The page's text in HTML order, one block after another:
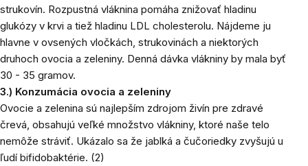
strukovín. Rozpustná vláknina pomáha znižovať hladinu
glukózy v krvi a tiež hladinu LDL cholesterolu. Nájdeme ju
hlavne v ovsených vločkách, strukovinách a niektorých
druhoch ovocia a zeleniny. Denná dávka vlákniny by mala byť
30 - 35 gramov.
3.) Konzumácia ovocia a zeleniny
Ovocie a zelenina sú najlepším zdrojom živín pre zdravé
črevá, obsahujú veľké množstvo vlákniny, ktoré naše telo
nemôže stráviť. Ukázalo sa že jablká a čučoriedky zvyšujú u
ľudí bifidobaktérie. (2)